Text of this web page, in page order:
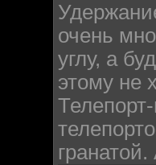
очень
углу, а
этому не